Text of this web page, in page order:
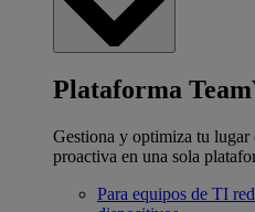
Plataforma
Gestiona y optimiza tu
proactiva en una sola
Para equipos de TI